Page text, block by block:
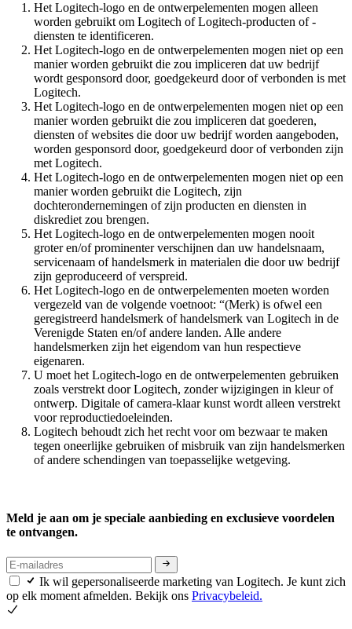
Het Logitech-logo en de ontwerpelementen mogen alleen
worden gebruikt om Logitech of Logitech-producten of -
diensten te identificeren.
Het Logitech-logo en de ontwerpelementen mogen niet op een
manier worden gebruikt die zou impliceren dat uw bedrijf
wordt gesponsord door, goedgekeurd door of verbonden is met
Logitech.
Het Logitech-logo en de ontwerpelementen mogen niet op een
manier worden gebruikt die zou impliceren dat goederen,
diensten of websites die door uw bedrijf worden aangeboden,
worden gesponsord door, goedgekeurd door of verbonden zijn
met Logitech.
Het Logitech-logo en de ontwerpelementen mogen niet op een
manier worden gebruikt die Logitech, zijn
dochterondernemingen of zijn producten en diensten in
diskrediet zou brengen.
Het Logitech-logo en de ontwerpelementen mogen nooit
groter en/of prominenter verschijnen dan uw handelsnaam,
servicenaam of handelsmerk in materialen die door uw bedrijf
zijn geproduceerd of verspreid.
Het Logitech-logo en de ontwerpelementen moeten worden
vergezeld van de volgende voetnoot: “(Merk) is ofwel een
geregistreerd handelsmerk of handelsmerk van Logitech in de
Verenigde Staten en/of andere landen. Alle andere
handelsmerken zijn het eigendom van hun respectieve
eigenaren.
U moet het Logitech-logo en de ontwerpelementen gebruiken
zoals verstrekt door Logitech, zonder wijzigingen in kleur of
ontwerp. Digitale of camera-klaar kunst wordt alleen verstrekt
voor reproductiedoeleinden.
Logitech behoudt zich het recht voor om bezwaar te maken
tegen oneerlijke gebruiken of misbruik van zijn handelsmerken
of andere schendingen van toepasselijke wetgeving.
Meld je aan om je speciale aanbieding en exclusieve voordelen
te ontvangen.
Ik wil gepersonaliseerde marketing van Logitech. Je kunt zich
op elk moment afmelden. Bekijk ons Privacybeleid.